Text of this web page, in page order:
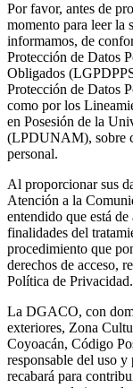
Por favor, antes de
momento para leer la
informamos, de
Protección de Datos
Obligados
Protección de Datos
como por los
en Posesión de la
(LPDUNAM), sobre
personal.
Al proporcionar sus
Atención a la
entendido que está
finalidades del
procedimiento que
derechos de acceso,
Política de Privacidad.
La DGACO, con
exteriores, Zona
Coyoacán, Código
responsable del uso y
recabará para